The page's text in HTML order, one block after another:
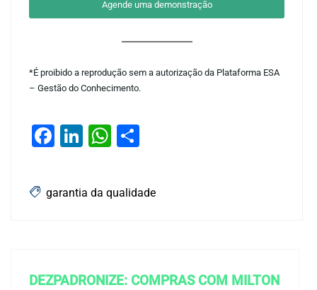
Agende uma demonstração
*É proibido a reprodução sem a autorização da Plataforma ESA
– Gestão do Conhecimento.
Facebook
LinkedIn
WhatsApp
garantia da qualidade
DEZPADRONIZE: COMPRAS COM MILTON